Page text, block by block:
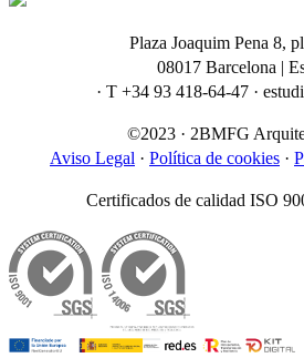
Plaza Joaquim Pena 8,
08017 Barcelona |
· T +34 93 418-64-47 ·
©2023 · 2BMFG
Aviso Legal · Política de cookies ·
Certificados de calidad ISO